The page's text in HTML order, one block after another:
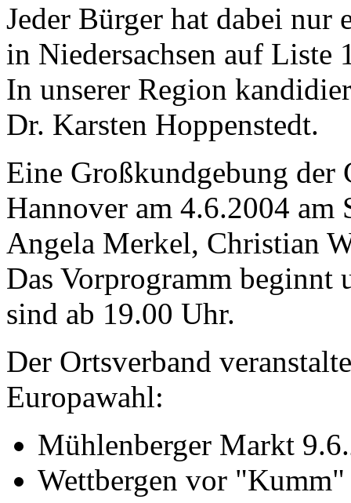
Jeder Bürger hat dabei nur
in Niedersachsen auf Liste
In unserer Region
Dr. Karsten Hoppenstedt.
Eine Großkundgebung
Hannover am 4.6.2004 am
Angela Merkel, Christian
Das Vorprogramm beginnt
sind ab 19.00 Uhr.
Der Ortsverband
Europawahl:
Mühlenberger Markt
Wettbergen vor